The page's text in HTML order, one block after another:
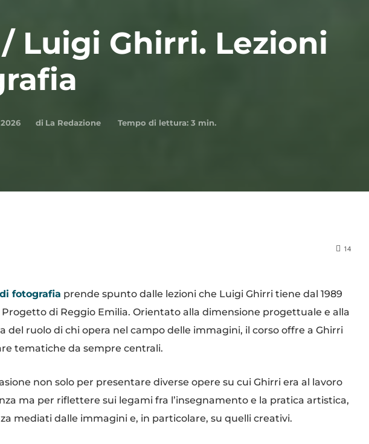
Luigi Ghirri. Lezioni
di La Redazione Tempo di lettura: 3 min.
14
fotografia prende spunto dalle lezioni che Luigi Ghirri tiene dal 1989
Progetto di Reggio Emilia. Orientato alla dimensione progettuale e alla
del ruolo di chi opera nel campo delle immagini, il corso offre a Ghirri
tematiche da sempre centrali.
non solo per presentare diverse opere su cui Ghirri era al lavoro
ma per riflettere sui legami fra l’insegnamento e la pratica artistica,
mediati dalle immagini e, in particolare, su quelli creativi.